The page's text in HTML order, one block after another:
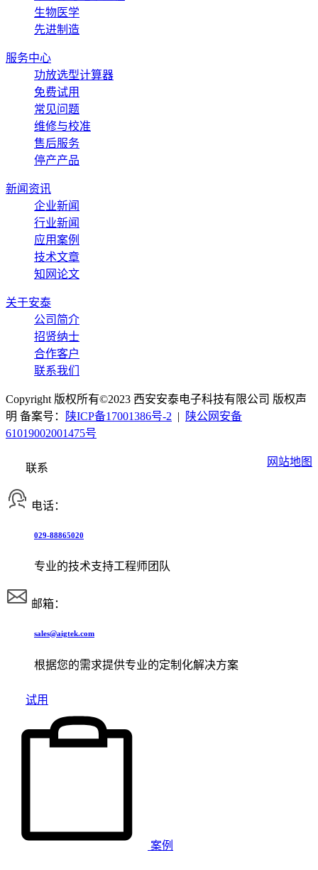
生物医学
先进制造
服务中心
功放选型计算器
免费试用
常见问题
维修与校准
售后服务
停产产品
新闻资讯
企业新闻
行业新闻
应用案例
技术文章
知网论文
关于安泰
公司简介
招贤纳士
合作客户
联系我们
Copyright 版权所有©2023 西安安泰电子科技有限公司 版权声
明 备案号：
陕ICP备17001386号-2 |
陕公网安备
61019002001475号
网站地图
联系
电话：
029-88865020
专业的技术支持工程师团队
邮箱：
sales@aigtek.com
根据您的需求提供专业的定制化解决方案
试用
案例